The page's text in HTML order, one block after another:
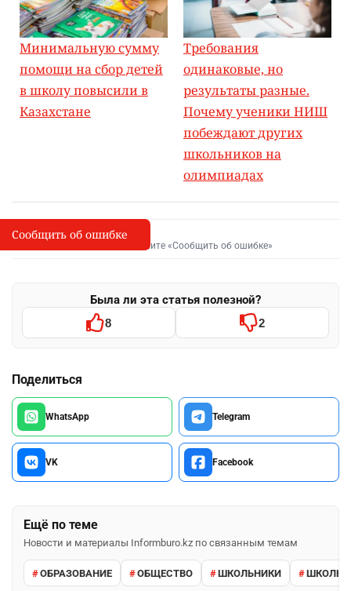
Минимальную сумму
помощи на сбор детей
в школу повысили в
Казахстане
Требования
одинаковые, но
результаты разные.
Почему ученики НИШ
побеждают других
школьников на
олимпиадах
I
Сообщить об опечатке
Выделите фрагмент и нажмите «Сообщить об ошибке»
Была ли эта статья полезной?
8 2
Поделиться
WhatsApp Telegram
VK Facebook
Ещё по теме
Новости и материалы Informburo.kz по связанным темам
ОБРАЗОВАНИЕ ОБЩЕСТВО ШКОЛЬНИКИ
Сообщить об ошибке